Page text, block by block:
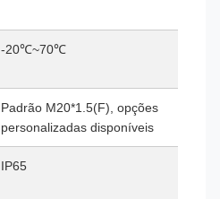
-20℃~70℃
Padrão M20*1.5(F), opções
personalizadas disponíveis
IP65